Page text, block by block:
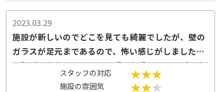
2023.03.29
施設が新しいのでどこを見ても綺麗でしたが、壁の
ガラスが足元まであるので、怖い感じがしました。
天気がよきなかったので日ざしを感じることができ
なく残念でした。
スタッフの対応
施設の雰囲気